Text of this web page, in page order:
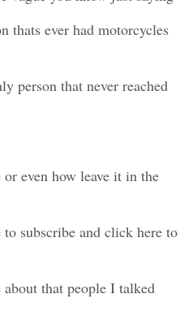
thats ever had motorcycles
person that never reached
even how leave it in the
subscribe and click here to
that people I talked